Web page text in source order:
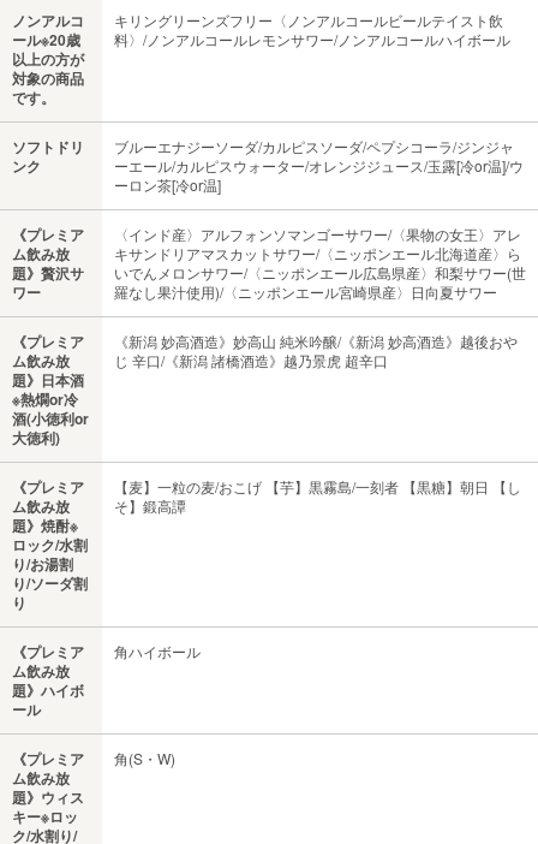
ノンアルコ
ール※20歳
以上の方が
対象の商品
です。
キリングリーンズフリー〈ノンアルコールビールテイスト飲
料〉/ノンアルコールレモンサワー/ノンアルコールハイボール
ソフトドリ
ンク
ブルーエナジーソーダ/カルピスソーダ/ペプシコーラ/ジンジャ
ーエール/カルピスウォーター/オレンジジュース/玉露[冷or温]/ウ
ーロン茶[冷or温]
《プレミア
ム飲み放
題》贅沢サ
ワー
〈インド産〉アルフォンソマンゴーサワー/〈果物の女王〉アレ
キサンドリアマスカットサワー/〈ニッポンエール北海道産〉ら
いでんメロンサワー/〈ニッポンエール広島県産〉和梨サワー(世
羅なし果汁使用)/〈ニッポンエール宮崎県産〉日向夏サワー
《プレミア
ム飲み放
題》日本酒
※熱燗or冷
酒(小徳利or
大徳利)
《新潟 妙高酒造》妙高山 純米吟醸/《新潟 妙高酒造》越後おや
じ 辛口/《新潟 諸橋酒造》越乃景虎 超辛口
《プレミア
ム飲み放
題》焼酎※
ロック/水割
り/お湯割
り/ソーダ割
り
【麦】一粒の麦/おこげ 【芋】黒霧島/一刻者 【黒糖】朝日 【し
そ】鍛高譚
《プレミア
ム飲み放
題》ハイボ
ール
角ハイボール
《プレミア
ム飲み放
題》ウィス
キー※ロッ
ク/水割り/
角(S・W)